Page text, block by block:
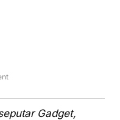
Gadget,